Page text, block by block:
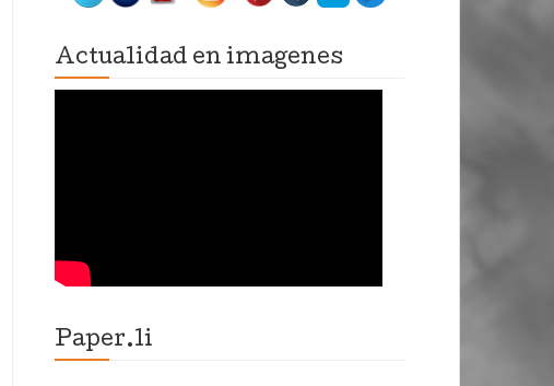
Actualidad en imagenes
Paper.li